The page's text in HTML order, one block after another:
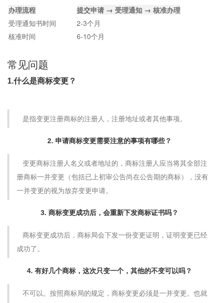
办理流程
提交申请 → 受理通知 → 核准办理
受理通知书时间
2-3个月
核准时间
6-10个月
常见问题
1.什么是商标变更？
是指变更注册商标的注册人，注册地址或者其他事项。
2. 申请商标变更需要注意的事项有哪些？
变更商标注册人名义或者地址的，商标注册人应当将其全部注
册商标一并变更（包括已上初审公告尚在公告期的商标），没有
一并变更的视为放弃变更申请。
3. 商标变更成功后，会重新下发商标证书吗？
商标变更成功后，商标局会下发一份变更证明，证明变更已经
成功了。
4. 有好几个商标，这次只变一个，其他的不变可以吗？
不可以。按照商标局的规定，商标变更必须是一并变更。也就